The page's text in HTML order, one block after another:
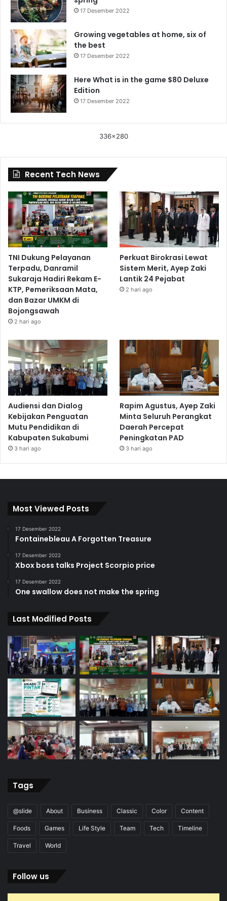
17 Desember 2022
Growing vegetables at home, six of
the best
17 Desember 2022
Here What is in the game $80 Deluxe
Edition
17 Desember 2022
336x280
Recent Tech News
TNI Dukung Pelayanan
Terpadu, Danramil
Sukaraja Hadiri Rekam E-
KTP, Pemeriksaan Mata,
dan Bazar UMKM di
Bojongsawah
2 hari ago
Perkuat Birokrasi Lewat
Sistem Merit, Ayep Zaki
Lantik 24 Pejabat
2 hari ago
Audiensi dan Dialog
Kebijakan Penguatan
Mutu Pendidikan di
Kabupaten Sukabumi
3 hari ago
Rapim Agustus, Ayep Zaki
Minta Seluruh Perangkat
Daerah Percepat
Peningkatan PAD
3 hari ago
Most Viewed Posts
17 Desember 2022
Fontainebleau A Forgotten Treasure
17 Desember 2022
Xbox boss talks Project Scorpio price
17 Desember 2022
One swallow does not make the spring
Last Modified Posts
Tags
@slide About Business Classic Color Content
Foods Games Life Style Team Tech Timeline
Travel World
Follow us